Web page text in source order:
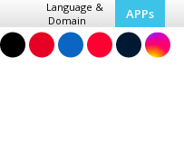
Language &
Domain
APPs